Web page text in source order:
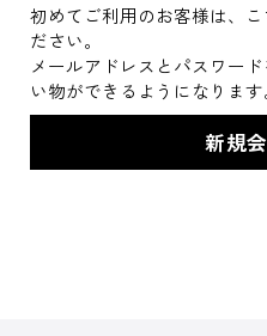
初めてご利用のお客様は、
ださい。
メールアドレスとパスワー
い物ができるようになります